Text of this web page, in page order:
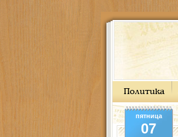
Политика
пятница
07